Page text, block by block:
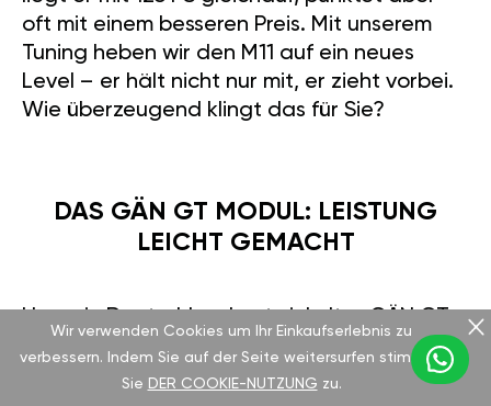
oft mit einem besseren Preis. Mit unserem
Tuning heben wir den M11 auf ein neues
Level – er hält nicht nur mit, er zieht vorbei.
Wie überzeugend klingt das für Sie?
DAS GÄN GT MODUL: LEISTUNG
LEICHT GEMACHT
Modul ist wie ein Energieschub für Ihren
Chery – bis zu 30 % mehr Leistung, ohne die
Wir verwenden Cookies um Ihr Einkaufserlebnis zu
verbessern. Indem Sie auf der Seite weitersurfen stimmen
Sie DER COOKIE-NUTZUNG zu.